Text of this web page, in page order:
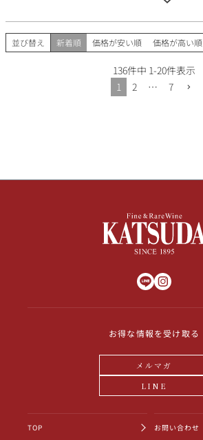
並び替え 新着順 価格が安い順 価格が高い順
136件中 1-20件表示
1
2 … 7
お得な情報を受け取る
メルマガ
LINE
TOP お問い合わせ